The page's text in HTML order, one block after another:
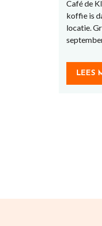
Café de
koffie is
locatie.
LEES